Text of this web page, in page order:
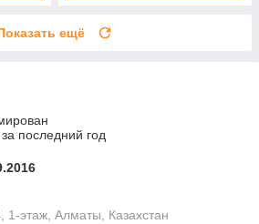
ещё
последний год
1-этаж, Алматы, Казахстан